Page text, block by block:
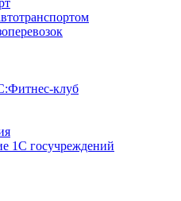
клуб
1С госучреждений